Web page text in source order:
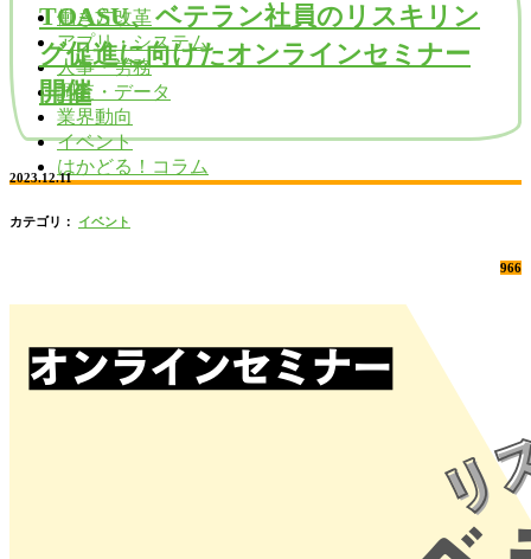
働き方改革
アプリ・システム
人事・労務
調査・データ
業界動向
イベント
はかどる！コラム
TOASU、ベテラン社員のリスキリン
グ促進に向けたオンラインセミナー
開催
2023.12.11
カテゴリ： イベント
966